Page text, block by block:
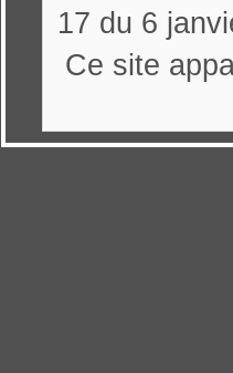
17 du 6
Ce site